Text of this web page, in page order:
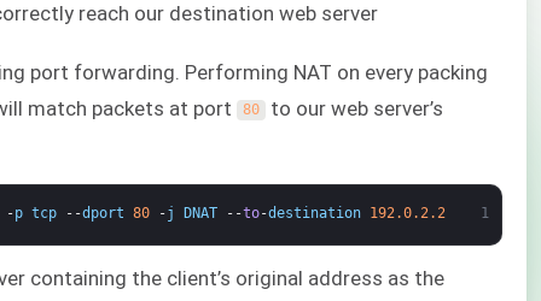
reach our destination web server.
port forwarding. Performing NAT on every packing
match packets at port
80 to our web server’s
1
-p tcp --dport 80 -j DNAT --to-destination 192.0.2.2
containing the client’s original address as the